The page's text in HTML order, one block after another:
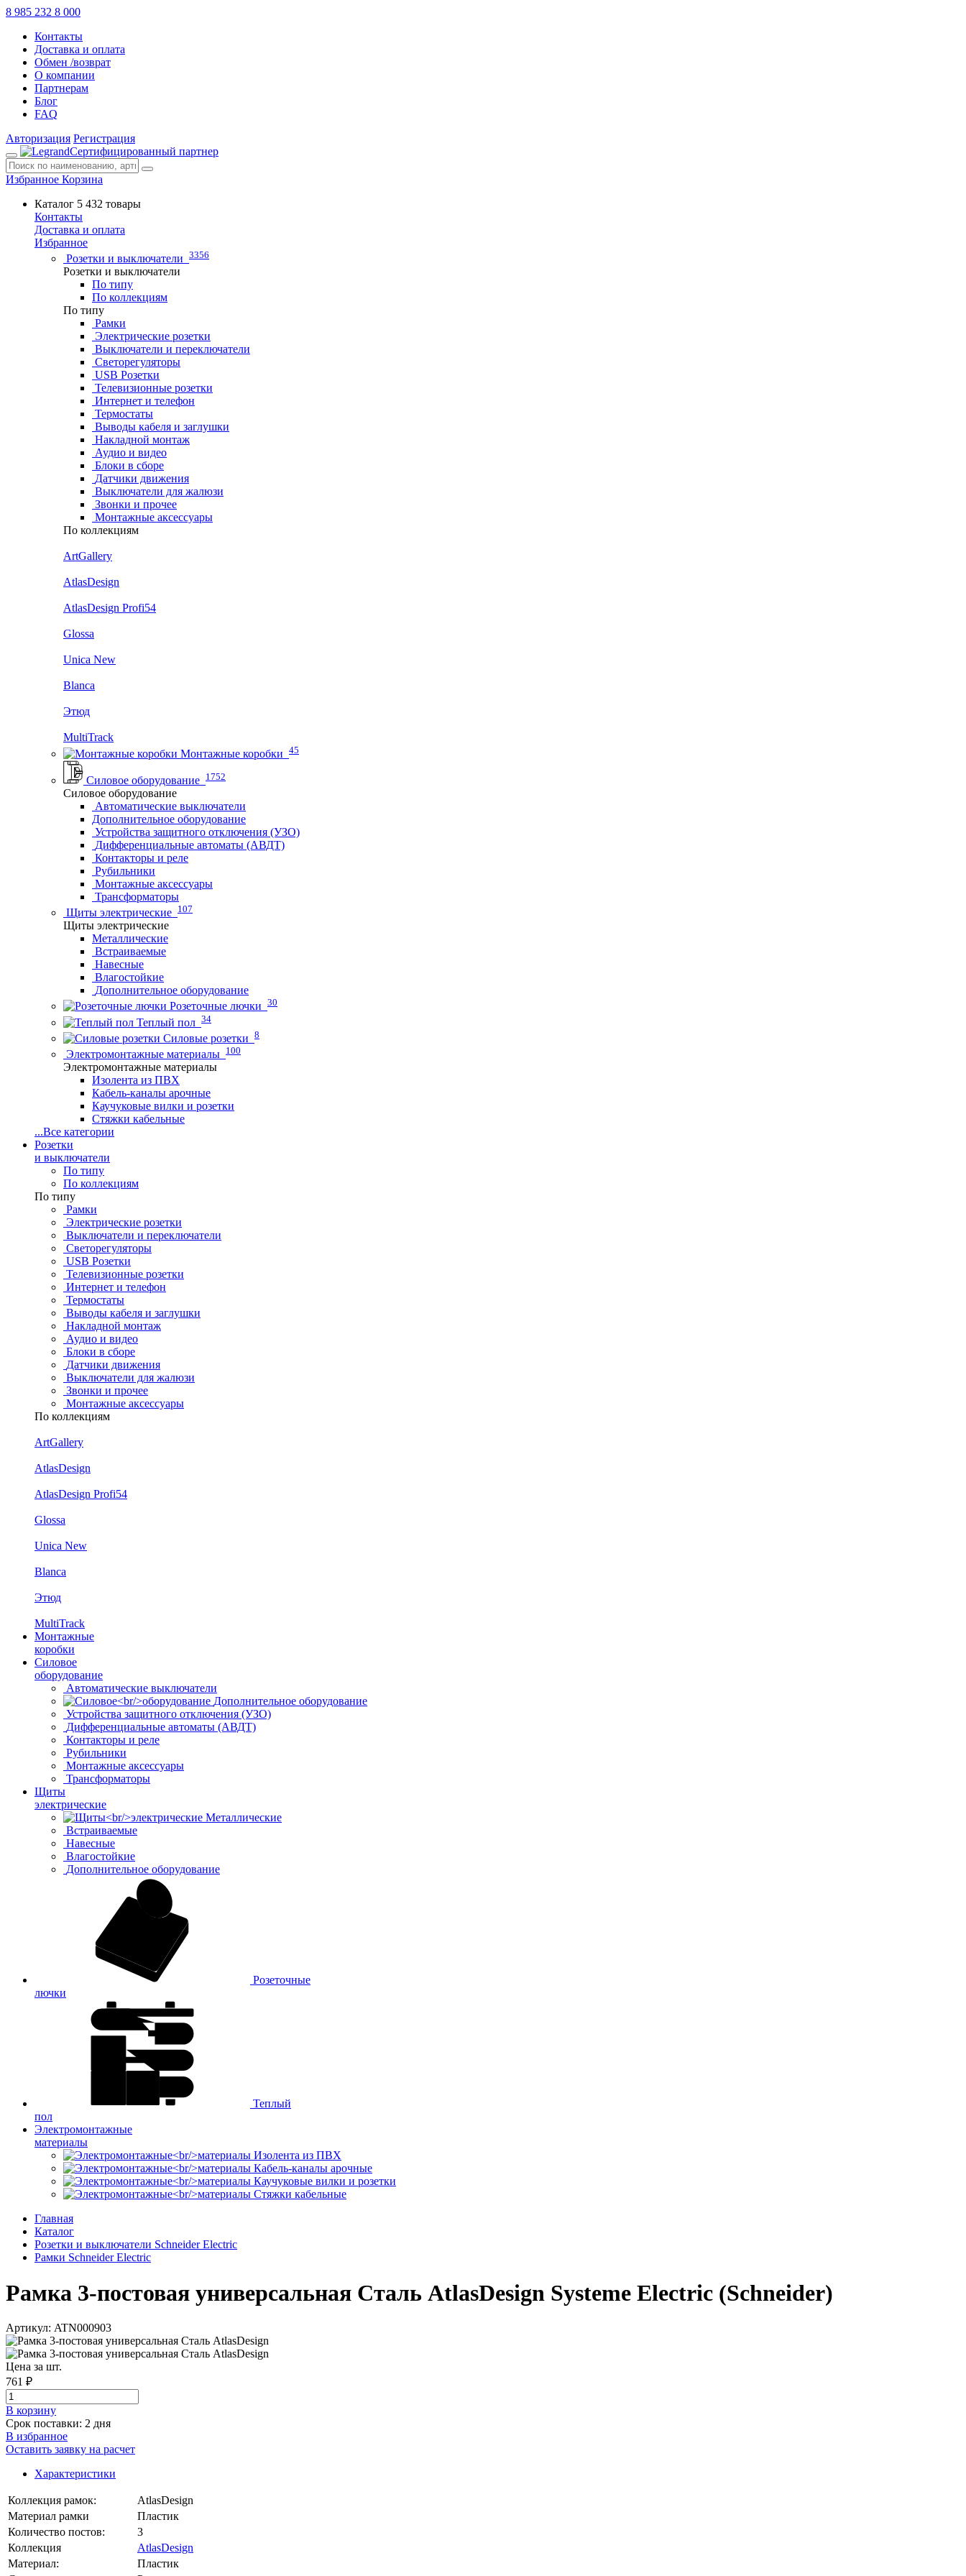
8 985 232 8 000
Контакты
Доставка и оплата
Обмен /возврат
О компании
Партнерам
Блог
FAQ
Авторизация Регистрация
Сертифицированный партнер
Избранное Корзина
Каталог 5 432 товары
Контакты
Доставка и оплата
Избранное
Розетки и выключатели 3356
Розетки и выключатели
По типу
По коллекциям
По типу
Рамки
Электрические розетки
Выключатели и переключатели
Светорегуляторы
USB Розетки
Телевизионные розетки
Интернет и телефон
Термостаты
Выводы кабеля и заглушки
Накладной монтаж
Аудио и видео
Блоки в сборе
Датчики движения
Выключатели для жалюзи
Звонки и прочее
Монтажные аксессуары
По коллекциям
ArtGallery
AtlasDesign
AtlasDesign Profi54
Glossa
Unica New
Blanca
Этюд
MultiTrack
Монтажные коробки 45
Силовое оборудование 1752
Силовое оборудование
Автоматические выключатели
Дополнительное оборудование
Устройства защитного отключения (УЗО)
Дифференциальные автоматы (АВДТ)
Контакторы и реле
Рубильники
Монтажные аксессуары
Трансформаторы
Щиты электрические 107
Щиты электрические
Металлические
Встраиваемые
Навесные
Влагостойкие
Дополнительное оборудование
Розеточные лючки 30
Теплый пол 34
Силовые розетки 8
Электромонтажные материалы 100
Электромонтажные материалы
Изолента из ПВХ
Кабель-каналы арочные
Каучуковые вилки и розетки
Стяжки кабельные
...Все категории
Розетки
и выключатели
По типу
По коллекциям
По типу
Рамки
Электрические розетки
Выключатели и переключатели
Светорегуляторы
USB Розетки
Телевизионные розетки
Интернет и телефон
Термостаты
Выводы кабеля и заглушки
Накладной монтаж
Аудио и видео
Блоки в сборе
Датчики движения
Выключатели для жалюзи
Звонки и прочее
Монтажные аксессуары
По коллекциям
ArtGallery
AtlasDesign
AtlasDesign Profi54
Glossa
Unica New
Blanca
Этюд
MultiTrack
Монтажные
коробки
Силовое
оборудование
Автоматические выключатели
Дополнительное оборудование
Устройства защитного отключения (УЗО)
Дифференциальные автоматы (АВДТ)
Контакторы и реле
Рубильники
Монтажные аксессуары
Трансформаторы
Щиты
электрические
Металлические
Встраиваемые
Навесные
Влагостойкие
Дополнительное оборудование
Розеточные
лючки
Теплый
пол
Электромонтажные
материалы
Изолента из ПВХ
Кабель-каналы арочные
Каучуковые вилки и розетки
Стяжки кабельные
Главная
Каталог
Розетки и выключатели Schneider Electric
Рамки Schneider Electric
Рамка 3-постовая универсальная Сталь AtlasDesign Systeme Electric (Schneider)
Артикул: ATN000903
Цена за шт.
761 ₽
В корзинy
Срок поставки: 2 дня
В избранное
Оставить заявку на расчет
Характеристики
Коллекция рамок:
AtlasDesign
Материал рамки
Пластик
Количество постов:
3
Коллекция
AtlasDesign
Материал:
Пластик